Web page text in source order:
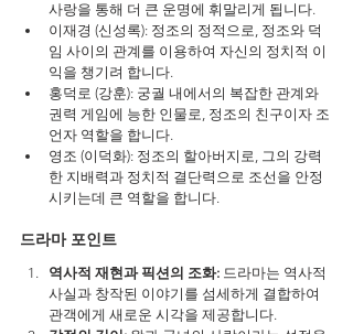
사랑을 통해 더 큰 운명에 휘말리게 됩니다.
이재경 (신성록): 정조의 정적으로, 정조와 덕
임 사이의 관계를 이용하여 자신의 정치적 이
익을 챙기려 합니다.
홍덕로 (강훈): 궁궐 내에서의 복잡한 관계와
권력 게임에 능한 인물로, 정조의 친구이자 조
언자 역할을 합니다.
영조 (이덕화): 정조의 할아버지로, 그의 강력
한 지배력과 정치적 결단력으로 조선을 안정
시키는데 큰 역할을 합니다.
드라마 포인트
역사적 재현과 픽션의 조화: 드라마는 역사적
사실과 창작된 이야기를 섬세하게 결합하여
관객에게 새로운 시각을 제공합니다.